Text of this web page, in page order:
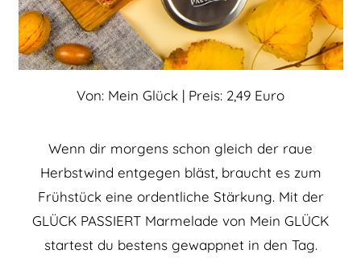
Von: Mein Glück | Preis: 2,49 Euro
Wenn dir morgens schon gleich der raue
Herbstwind entgegen bläst, braucht es zum
Frühstück eine ordentliche Stärkung. Mit der
GLÜCK PASSIERT Marmelade von Mein GLÜCK
startest du bestens gewappnet in den Tag.